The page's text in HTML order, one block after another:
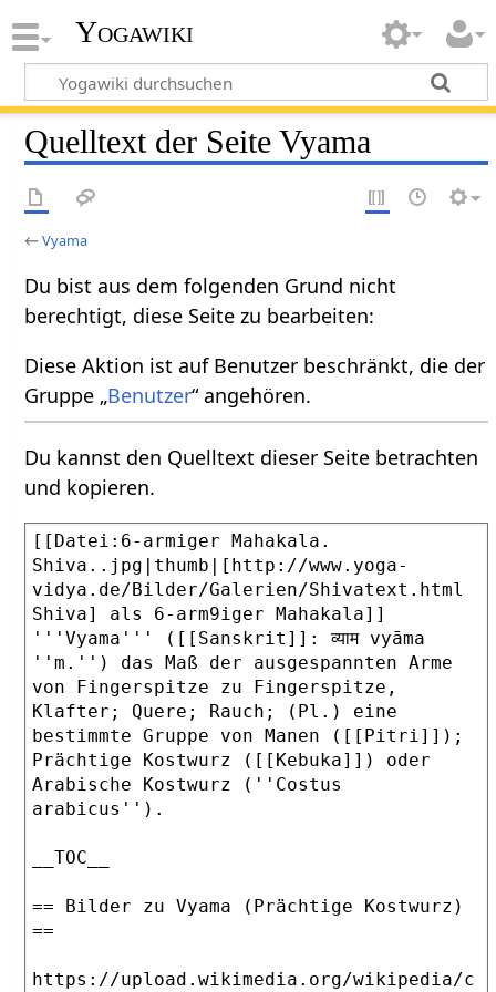
Yogawiki
Quelltext der Seite Vyama
←Vyama
Du bist aus dem folgenden Grund nicht
berechtigt, diese Seite zu bearbeiten:
Diese Aktion ist auf Benutzer beschränkt, die der
Gruppe „Benutzer“ angehören.
Du kannst den Quelltext dieser Seite betrachten
und kopieren.